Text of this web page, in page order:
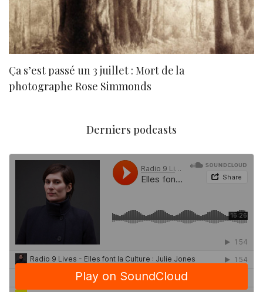
Ça s’est passé un 3 juillet : Mort de la
photographe Rose Simmonds
Derniers podcasts